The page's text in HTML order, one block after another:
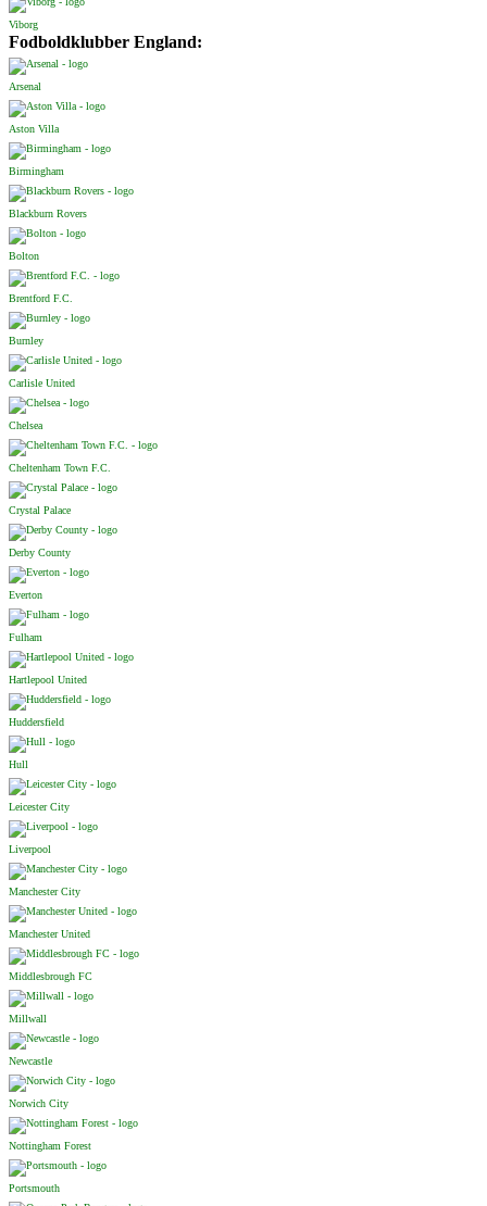
Viborg
Fodboldklubber England:
Arsenal
Aston Villa
Birmingham
Blackburn Rovers
Bolton
Brentford F.C.
Burnley
Carlisle United
Chelsea
Cheltenham Town F.C.
Crystal Palace
Derby County
Everton
Fulham
Hartlepool United
Huddersfield
Hull
Leicester City
Liverpool
Manchester City
Manchester United
Middlesbrough FC
Millwall
Newcastle
Norwich City
Nottingham Forest
Portsmouth